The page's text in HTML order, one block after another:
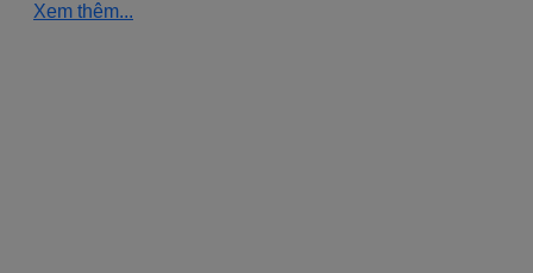
Xem thêm...